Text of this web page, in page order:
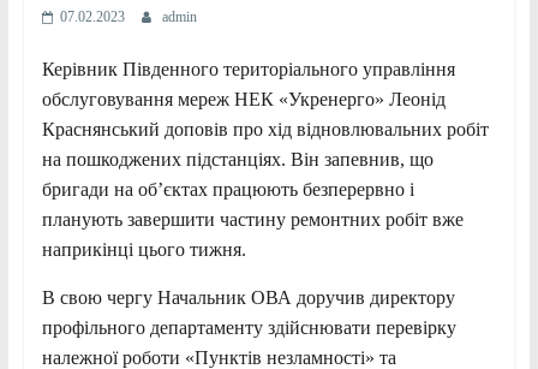
07.02.2023 admin
Керівник Південного територіального управління
обслуговування мереж НЕК «Укренерго» Леонід
Краснянський доповів про хід відновлювальних робіт
на пошкоджених підстанціях. Він запевнив, що
бригади на об’єктах працюють безперервно і
планують завершити частину ремонтних робіт вже
наприкінці цього тижня.
В свою чергу Начальник ОВА доручив директору
профільного департаменту здійснювати перевірку
належної роботи «Пунктів незламності» та